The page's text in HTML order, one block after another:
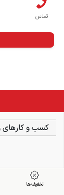
تماس
کسب و کارهای
تخفیف ها